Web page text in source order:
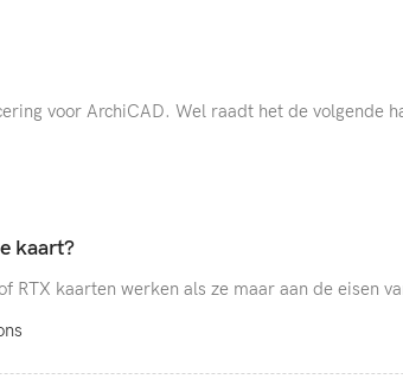
voor ArchiCAD. Wel raadt het de volgende
kaart?
RTX kaarten werken als ze maar aan de eisen